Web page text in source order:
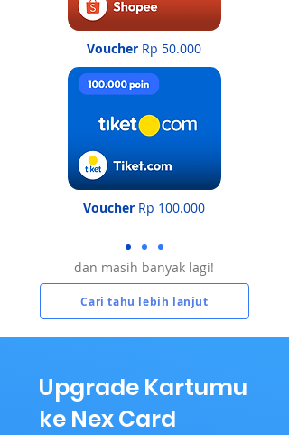
Voucher Rp 50.000
Voucher Rp 100.000
dan masih banyak lagi!
Cari tahu lebih lanjut
Upgrade Kartumu
ke Nex Card